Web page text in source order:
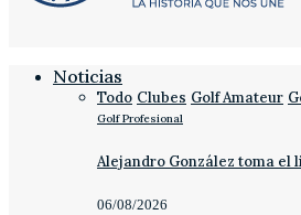
Noticias
Todo Clubes Golf Amateur
Golf Profesional
Alejandro González toma
06/08/2026